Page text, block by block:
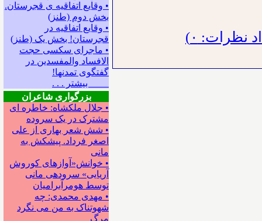
• وقایع اتفاقیه ی قجرستان.
بخش دوم (طنز)
• وقایع اتفاقیه در
قجرستان! بخش یک (طنز)
• ماجرای سکسی حجت
الافساد والمفسدین در
گفتگوی تمدنها!
بیشتر . . .
بزرگواری شاعران
• جلال ملکشاه: خاطره ای
مشترک در یک سروده
• شش شعر بهاری از علی
اصغر فرداد. پیشکش به
مانی
• خوانش«آوازهای کوروش
آریایی» سروده‍ی مانی
توسط هومرآبرامیان
• مهدی محمدی: چه
شهوتناک به من می نگرد
مرگ
نظرات: ۰)